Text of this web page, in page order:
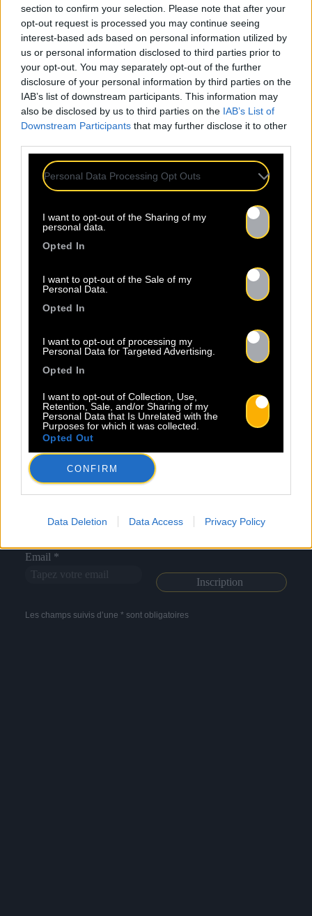
section to confirm your selection. Please note that after your
opt-out request is processed you may continue seeing
interest-based ads based on personal information utilized by
us or personal information disclosed to third parties prior to
your opt-out. You may separately opt-out of the further
disclosure of your personal information by third parties on the
IAB’s list of downstream participants. This information may
also be disclosed by us to third parties on the IAB’s List of
Downstream Participants that may further disclose it to other
Personal Data Processing Opt Outs
I want to opt-out of the Sharing of my
personal data.
Opted In
I want to opt-out of the Sale of my
Personal Data.
Opted In
I want to opt-out of processing my
Personal Data for Targeted Advertising.
Opted In
I want to opt-out of Collection, Use,
Retention, Sale, and/or Sharing of my
Personal Data that Is Unrelated with the
Purposes for which it was collected.
Opted Out
CONFIRM
Data Deletion Data Access Privacy Policy
À propos Artistes Contact
Newsletter
Email *
Les champs suivis d’une * sont obligatoires